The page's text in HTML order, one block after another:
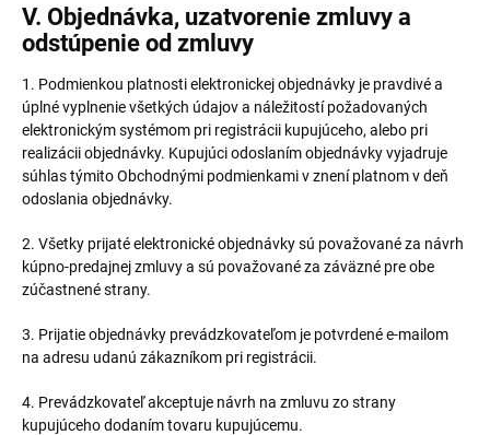
V. Objednávka, uzatvorenie zmluvy a
odstúpenie od zmluvy
1. Podmienkou platnosti elektronickej objednávky je pravdivé a
úplné vyplnenie všetkých údajov a náležitostí požadovaných
elektronickým systémom pri registrácii kupujúceho, alebo pri
realizácii objednávky. Kupujúci odoslaním objednávky vyjadruje
súhlas týmito Obchodnými podmienkami v znení platnom v deň
odoslania objednávky.
2. Všetky prijaté elektronické objednávky sú považované za návrh
kúpno-predajnej zmluvy a sú považované za záväzné pre obe
zúčastnené strany.
3. Prijatie objednávky prevádzkovateľom je potvrdené e-mailom
na adresu udanú zákazníkom pri registrácii.
4. Prevádzkovateľ akceptuje návrh na zmluvu zo strany
kupujúceho dodaním tovaru kupujúcemu.